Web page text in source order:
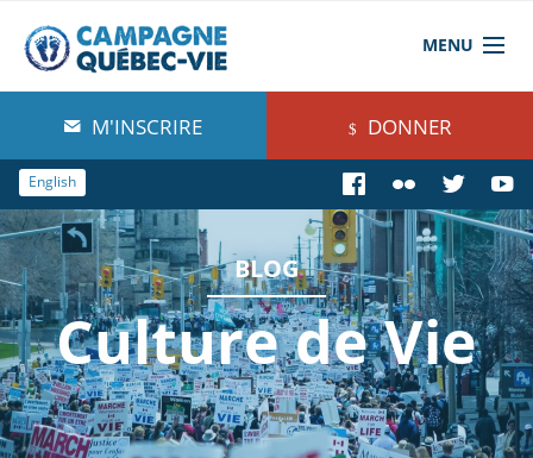
MENU
À propos de nous
Blog
Comprendre
Agir
Boutique
M'INSCRIRE DONNER
English
BLOG
Culture de Vie